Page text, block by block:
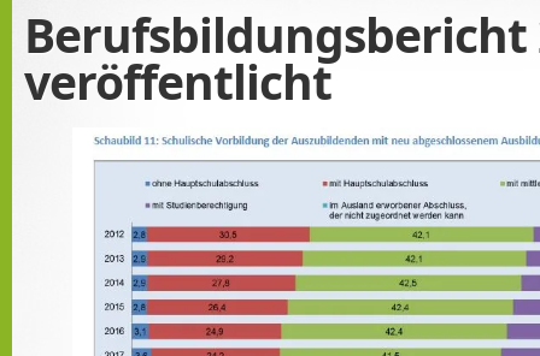
Berufsbildungsbericht
veröffentlicht